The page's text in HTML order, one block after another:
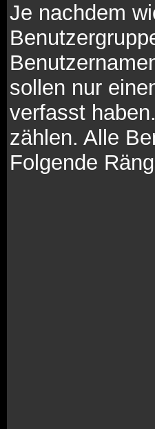
Je nachdem
sollen nur
verfasst
zählen. Alle
Folgende